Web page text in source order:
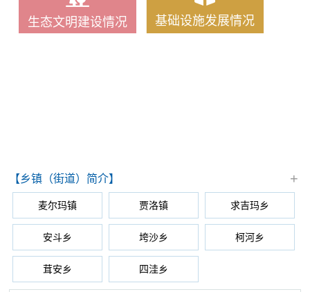
生态文明建设情况 基础设施发展情况
【乡镇（街道）简介】 +
麦尔玛镇 贾洛镇 求吉玛乡
安斗乡 垮沙乡 柯河乡
茸安乡 四洼乡